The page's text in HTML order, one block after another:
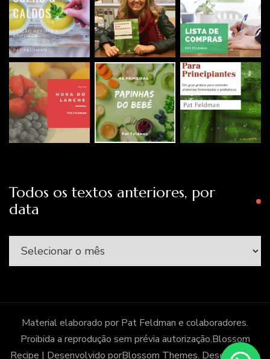
Todos os textos anteriores, por
data
Todos
os
anteriores,
por
data
Material elaborado por Pat Feldman e colaboradores.
Proibida a reprodução sem prévia autorização.Blossom
Recipe | Desenvolvido porBlossom Themes. Desenvolvido